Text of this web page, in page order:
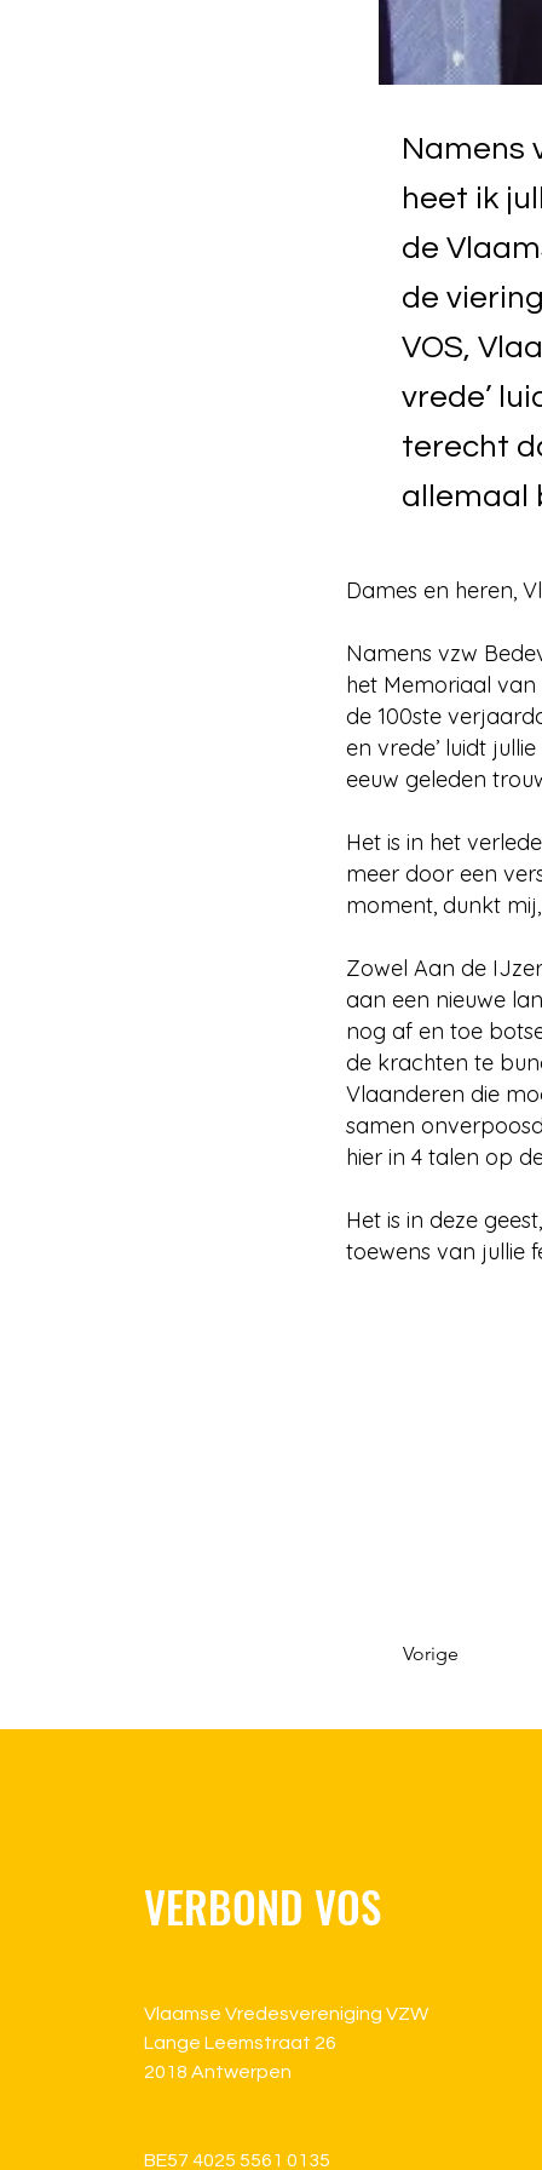
Namens
heet ik
de
de
VOS,
vrede’
terecht
allemaal
Dames en heren,
Namens vzw
het Memoriaal
de 100ste
en vrede’ luidt
eeuw geleden
Het is in het
meer door een
moment, dunkt
Zowel Aan de
aan een nieuwe
nog af en toe
de krachten te
Vlaanderen die
samen
hier in 4 talen op
Het is in deze
toewens van jullie
Vorige
VERBOND VOS
Vlaamse Vredesvereniging VZW
Lange Leemstraat 26
2018 Antwerpen
BE57 4025 5561 0135